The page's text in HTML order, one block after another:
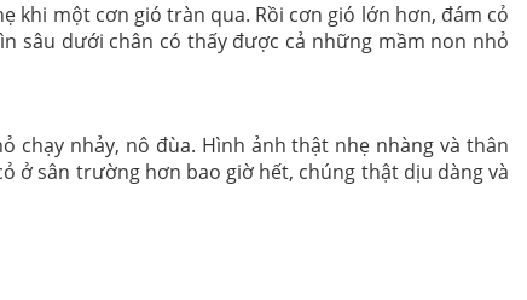
khi một cơn gió tràn qua. Rồi cơn gió lớn hơn, đám cỏ
sâu dưới chân có thấy được cả những mầm non nhỏ
chạy nhảy, nô đùa. Hình ảnh thật nhẹ nhàng và thân
ở sân trường hơn bao giờ hết, chúng thật dịu dàng và